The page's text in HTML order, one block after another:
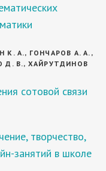
К. А., ГОНЧАРОВ А. А.,
Д. В., ХАЙРУТДИНОВ
сотовой связи
творчество,
занятий в школе